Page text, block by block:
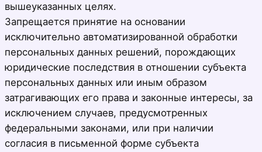
вышеуказанных целях.
Запрещается принятие на основании
исключительно автоматизированной обработки
персональных данных решений, порождающих
юридические последствия в отношении субъекта
персональных данных или иным образом
затрагивающих его права и законные интересы, за
исключением случаев, предусмотренных
федеральными законами, или при наличии
согласия в письменной форме субъекта